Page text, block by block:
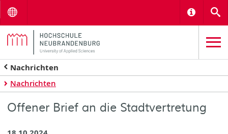
Nachrichten
Nachrichten
Offener Brief an die Stadtvertretung